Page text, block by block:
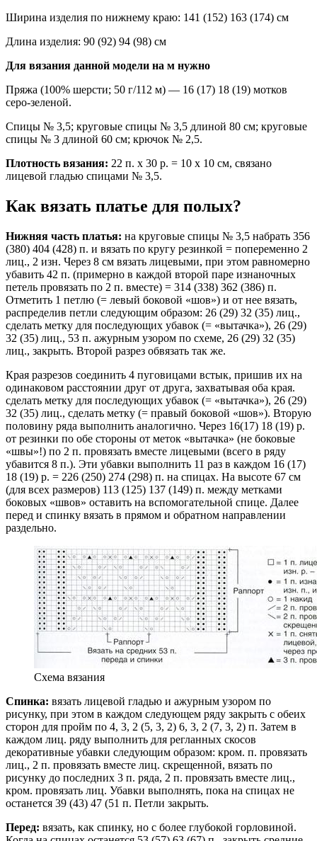
Ширина изделия по нижнему краю: 141 (152) 163 (174) см
Длина изделия: 90 (92) 94 (98) см
Для вязания данной модели на м нужно
Пряжа (100% шерсти; 50 г/112 м) — 16 (17) 18 (19) мотков
серо-зеленой.
Спицы № 3,5; круговые спицы № 3,5 длиной 80 см; круговые
спицы № 3 длиной 60 см; крючок № 2,5.
Плотность вязания: 22 п. х 30 р. = 10 х 10 см, связано
лицевой гладью спицами № 3,5.
Как вязать платье для полых?
Нижняя часть платья: на круговые спицы № 3,5 набрать 356
(380) 404 (428) п. и вязать по кругу резинкой = попеременно 2
лиц., 2 изн. Через 8 см вязать лицевыми, при этом равномерно
убавить 42 п. (примерно в каждой второй паре изнаночных
петель провязать по 2 п. вместе) = 314 (338) 362 (386) п.
Отметить 1 петлю (= левый боковой «шов») и от нее вязать,
распределив петли следующим образом: 26 (29) 32 (35) лиц.,
сделать метку для последующих убавок (= «вытачка»), 26 (29)
32 (35) лиц., 53 п. ажурным узором по схеме, 26 (29) 32 (35)
лиц., закрыть. Второй разрез обвязать так же.
Края разрезов соединить 4 пуговицами встык, пришив их на
одинаковом расстоянии друг от друга, захватывая оба края.
сделать метку для последующих убавок (= «вытачка»), 26 (29)
32 (35) лиц., сделать метку (= правый боковой «шов»). Вторую
половину ряда выполнить аналогично. Через 16(17) 18 (19) р.
от резинки по обе стороны от меток «вытачка» (не боковые
«швы»!) по 2 п. провязать вместе лицевыми (всего в ряду
убавится 8 п.). Эти убавки выполнить 11 раз в каждом 16 (17)
18 (19) р. = 226 (250) 274 (298) п. на спицах. На высоте 67 см
(для всех размеров) 113 (125) 137 (149) п. между метками
боковых «швов» оставить на вспомогательной спице. Далее
перед и спинку вязать в прямом и обратном направлении
раздельно.
Схема вязания
Спинка: вязать лицевой гладью и ажурным узором по
рисунку, при этом в каждом следующем ряду закрыть с обеих
сторон для пройм по 4, 3, 2 (5, 3, 2) 6, 3, 2 (7, 3, 2) п. Затем в
каждом лиц. ряду выполнить для регланных скосов
декоративные убавки следующим образом: кром. п. провязать
лиц., 2 п. провязать вместе лиц. скрещенной, вязать по
рисунку до последних 3 п. ряда, 2 п. провязать вместе лиц.,
кром. провязать лиц. Убавки выполнять, пока на спицах не
останется 39 (43) 47 (51 п. Петли закрыть.
Перед: вязать, как спинку, но с более глубокой горловиной.